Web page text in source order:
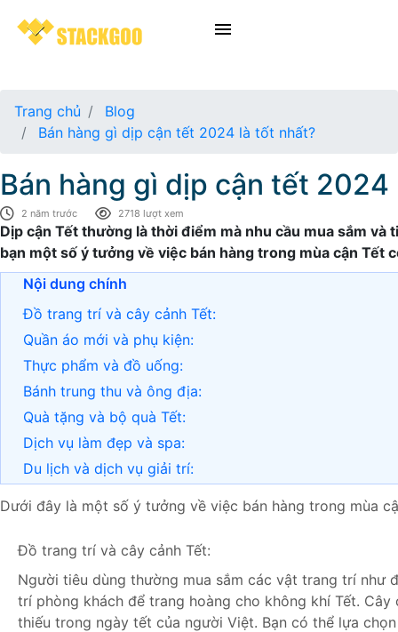
Trang chủ
Blog
Bán hàng gì dịp cận tết 2024 là tốt nhất?
Bán hàng gì dịp cận tết
2 năm trước 2718 lượt xem
Dịp cận Tết thường là thời điểm mà nhu cầu mua sắm và
bạn một số ý tưởng về việc bán hàng trong mùa cận Tết
Nội dung chính
Đồ trang trí và cây cảnh Tết:
Quần áo mới và phụ kiện:
Thực phẩm và đồ uống:
Bánh trung thu và ông địa:
Quà tặng và bộ quà Tết:
Dịch vụ làm đẹp và spa:
Du lịch và dịch vụ giải trí:
Dưới đây là một số ý tưởng về việc bán hàng trong mùa
Đồ trang trí và cây cảnh Tết:
Người tiêu dùng thường mua sắm các vật trang trí như
trí phòng khách để trang hoàng cho không khí Tết.
thiếu trong ngày tết của người Việt. Bạn có thể lựa